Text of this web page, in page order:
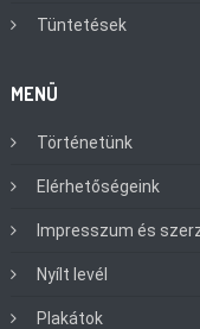
Tüntetések
MENÜ
Történetünk
Elérhetőségeink
Impresszum és
Nyílt levél
Plakátok